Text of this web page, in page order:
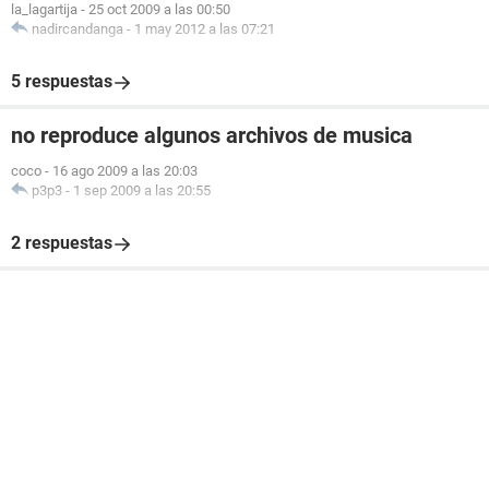
la_lagartija - 25 oct 2009 a las 00:50
nadircandanga - 1 may 2012 a las 07:21
5 respuestas
no reproduce algunos archivos de musica
coco - 16 ago 2009 a las 20:03
p3p3 - 1 sep 2009 a las 20:55
2 respuestas